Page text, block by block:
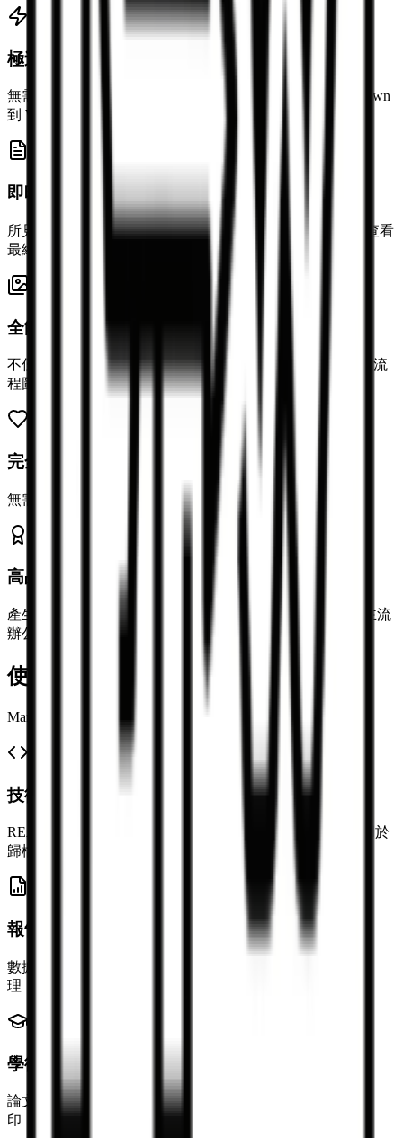
極速轉換
無需等待上傳下載，本地即時轉換，幾秒鐘內完成 Markdown
到 Word 的轉換。
即時預覽
所見即所得的即時預覽功能，編輯 Markdown 的同時即可查看
最終效果。
全能語法支援
不僅支援基礎 Markdown，更完美兼容數學公式、Mermaid 流
程圖及程式碼突顯。
完全免費
無需註冊登入，無任何隱藏費用，永久免費使用所有功能。
高品質輸出
產生專業級 Word 文件，保持完美的格式版面，相容所有主流
辦公軟體。
使用場景
Markdown 轉 Word/PDF 的 6 大高頻應用情境
技術文件與開發交付
README、API 文件、架構說明、部署手冊。匯出 PDF 用於
歸檔審計，匯出 Docx 方便批註修改。
報告與週報/月報
數據分析報告、專案復盤、OKR 週報。高效寫作與版本管
理，匯出正式提交物。
學術與教育材料
論文草稿、實驗報告、教案。結構清晰，匯出 PDF 方便列
印，Docx 便於批註。